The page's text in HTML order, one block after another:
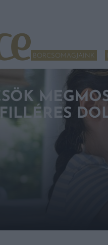
BORCSOMAGJAINK